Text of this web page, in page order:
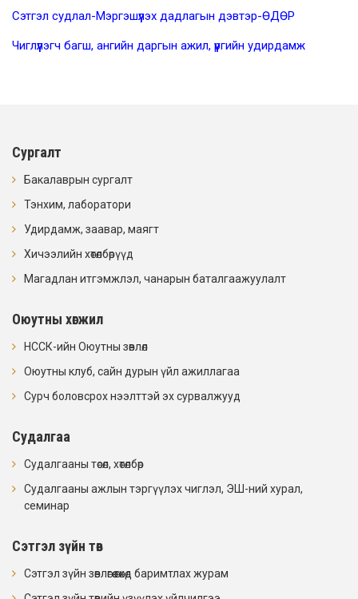
Сэтгэл судлал-Мэргэшүүлэх дадлагын дэвтэр-ӨДӨР
Чиглүүлэгч багш, ангийн даргын ажил, үүргийн удирдамж
Сургалт
Бакалаврын сургалт
Тэнхим, лаборатори
Удирдамж, заавар, маягт
Хичээлийн хөтөлбөрүүд
Магадлан итгэмжлэл, чанарын баталгаажуулалт
Оюутны хөгжил
НССК-ийн Оюутны зөвлөл
Оюутны клуб, сайн дурын үйл ажиллагаа
Сурч боловсрох нээлттэй эх сурвалжууд
Судалгаа
Судалгааны төсөл, хөтөлбөр
Судалгааны ажлын тэргүүлэх чиглэл, ЭШ-ний хурал,
семинар
Сэтгэл зүйн төв
Сэтгэл зүйн зөвлөгөө өгөхөд баримтлах журам